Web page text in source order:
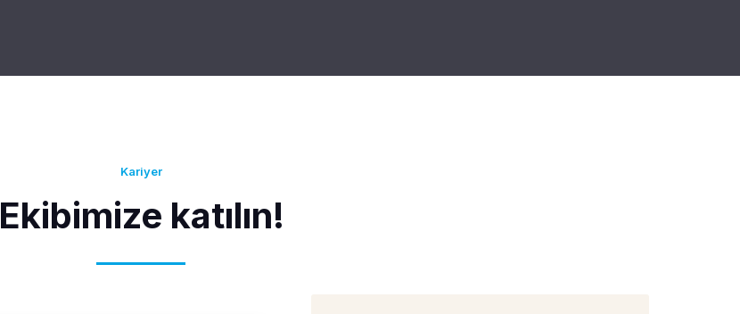
Kariyer
Ekibimize katılın!